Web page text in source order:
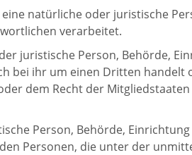
natürliche oder juristische
verarbeitet.
juristische Person, Behörde,
bei ihr um einen Dritten
dem Recht der
Person, Behörde, Einrichtung
Personen, die unter der